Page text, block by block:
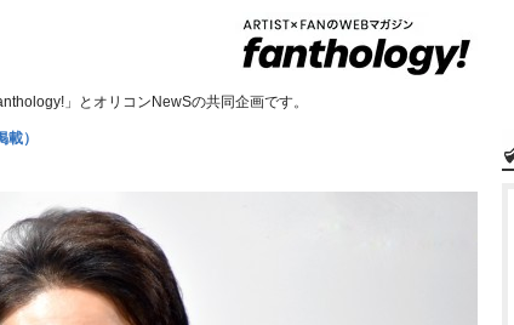
」とオリコンNewSの共同企画です。
）